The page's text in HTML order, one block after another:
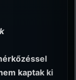
kaptak ki